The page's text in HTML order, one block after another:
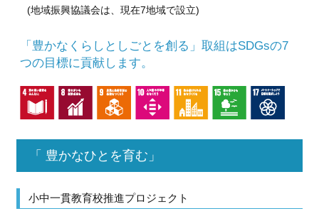
(地域振興協議会は、現在7地域で設立)
「豊かなくらしとしごとを創る」取組はSDGsの7
つの目標に貢献します。
「 豊かなひとを育む」
小中一貫教育校推進プロジェクト